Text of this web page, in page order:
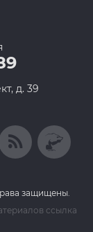
д. 39
защищены.
ссылка